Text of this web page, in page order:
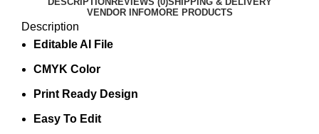
VENDOR INFOMORE PRODUCTS
Description
Editable AI File
CMYK Color
Print Ready Design
Easy To Edit